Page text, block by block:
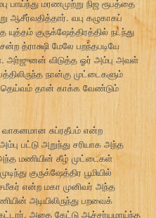
பாய்ந்து மரணமுற்று நிஜ ரூபத்தை
வபு கழுகாகப்
யுத்தம் குருக்ஷேத்திரத்தில் நடந்து
த்ராக்ஷி மேலே பறந்தபடியே
அர்ஜுனன் விடுத்த ஓர் அம்பு அவள்
நான்கு முட்டைகளும்
தெய்வம் தான் காக்க வேண்டும்
வாகனமான சுப்ரதீபம் என்ற
பட்டு அறுந்து சரியாக அந்த
அந்த மணியின் கீழ் முட்டைகள்
குருக்ஷேத்திர பூமியில்
என்ற மகா முனிவர் அந்த
அடியிலிருந்து பறவைக்
அதை கேட்டு ஆச்சர்யமாய்ந்த